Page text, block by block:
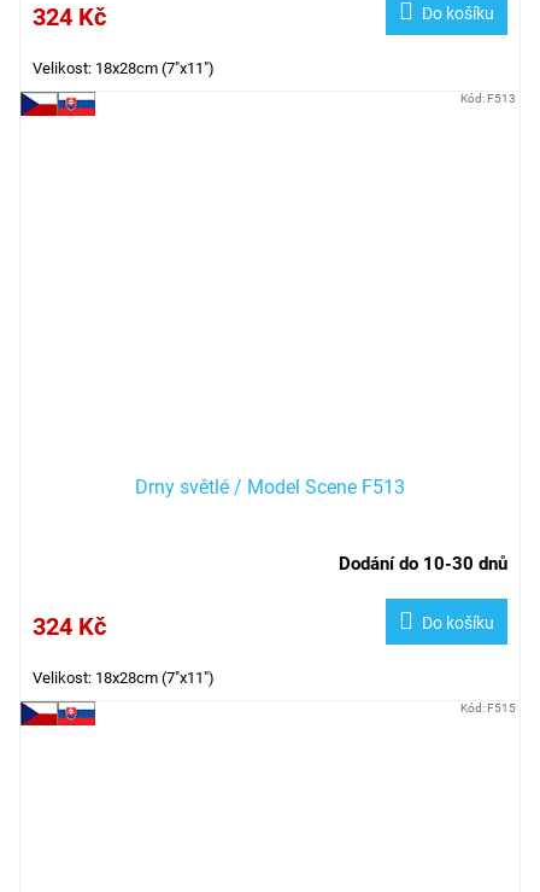
324 Kč Do košíku
Velikost: 18x28cm (7"x11")
Drny světlé / Model Scene F513
Dodání do 10-30 dnů
324 Kč Do košíku
Velikost: 18x28cm (7"x11")
Kód: F513
Kód:F515